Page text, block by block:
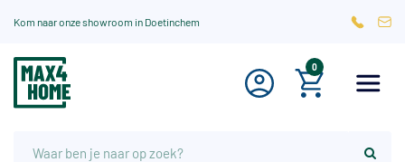
Kom naar onze showroom in Doetinchem
0